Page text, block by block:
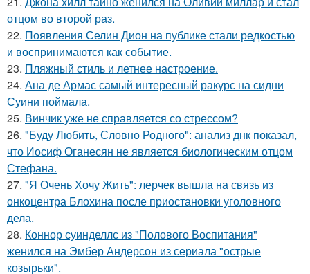
отцом во второй раз.
22. Появления Селин Дион на публике стали редкостью
и воспринимаются как событие.
23. Пляжный стиль и летнее настроение.
24. Ана де Армас самый интересный ракурс на сидни
Суини поймала.
25. Винчик уже не справляется со стрессом?
26. "Буду Любить, Словно Родного": анализ днк показал,
что Иосиф Оганесян не является биологическим отцом
Стефана.
27. "Я Очень Хочу Жить": лерчек вышла на связь из
онкоцентра Блохина после приостановки уголовного
дела.
28. Коннор суинделлс из "Полового Воспитания"
женился на Эмбер Андерсон из сериала "острые
козырьки".